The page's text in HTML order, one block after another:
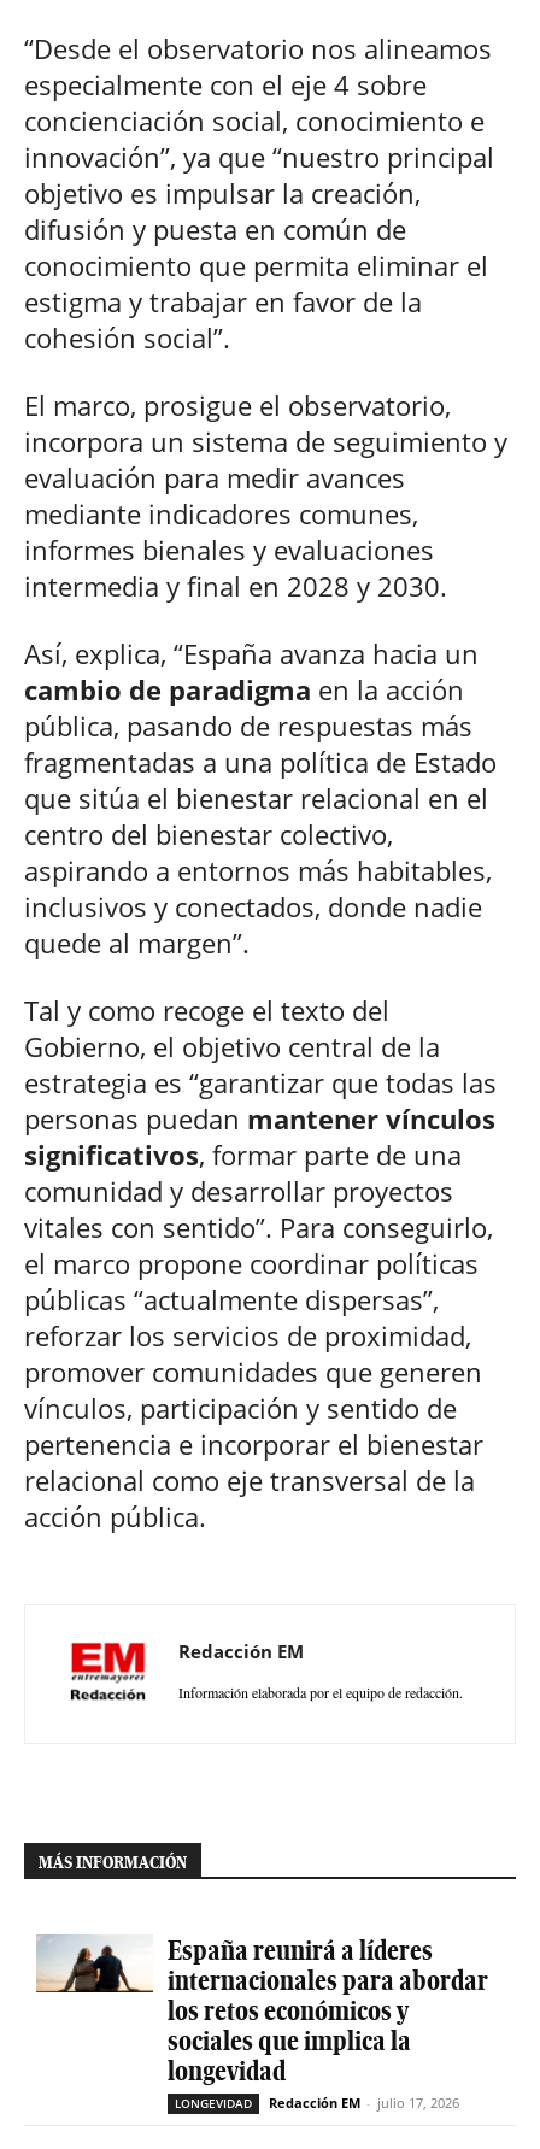
“Desde el observatorio nos alineamos
especialmente con el eje 4 sobre
concienciación social, conocimiento e
innovación”, ya que “nuestro principal
objetivo es impulsar la creación,
difusión y puesta en común de
conocimiento que permita eliminar el
estigma y trabajar en favor de la
cohesión social”.
El marco, prosigue el observatorio,
incorpora un sistema de seguimiento y
evaluación para medir avances
mediante indicadores comunes,
informes bienales y evaluaciones
intermedia y final en 2028 y 2030.
Así, explica, “España avanza hacia un
cambio de paradigma en la acción
pública, pasando de respuestas más
fragmentadas a una política de Estado
que sitúa el bienestar relacional en el
centro del bienestar colectivo,
aspirando a entornos más habitables,
inclusivos y conectados, donde nadie
quede al margen”.
Tal y como recoge el texto del
Gobierno, el objetivo central de la
estrategia es “garantizar que todas las
personas puedan mantener vínculos
significativos, formar parte de una
comunidad y desarrollar proyectos
vitales con sentido”. Para conseguirlo,
el marco propone coordinar políticas
públicas “actualmente dispersas”,
reforzar los servicios de proximidad,
promover comunidades que generen
vínculos, participación y sentido de
pertenencia e incorporar el bienestar
relacional como eje transversal de la
acción pública.
Redacción EM
Información elaborada por el equipo de redacción.
MÁS INFORMACIÓN
España reunirá a líderes
internacionales para abordar
los retos económicos y
sociales que implica la
longevidad
LONGEVIDAD Redacción EM - julio 17, 2026